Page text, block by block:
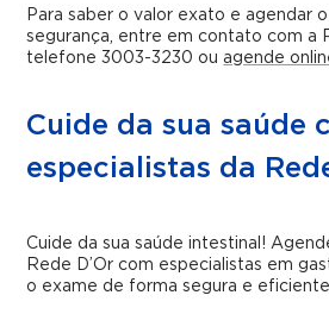
Para saber o valor exato e agendar
segurança, entre em contato com a
telefone 3003-3230 ou agende
Cuide da sua saúde
especialistas da
Cuide da sua saúde intestinal!
Rede D’Or com especialistas em
o exame de forma segura e